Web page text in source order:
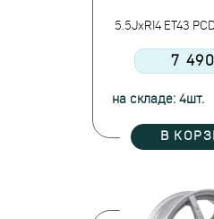
5.5JxR14 ET43
7
на складе: 4шт.
В